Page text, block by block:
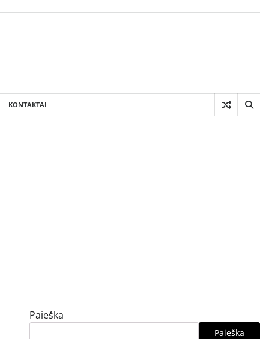
KONTAKTAI
Paieška
Paieška